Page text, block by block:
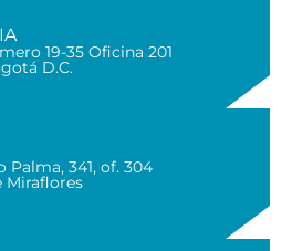
19-35 Oficina 201
D.C.
Palma, 341, of. 304
Miraflores